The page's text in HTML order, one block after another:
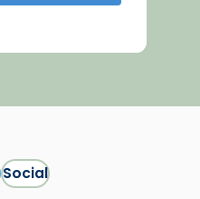
Social